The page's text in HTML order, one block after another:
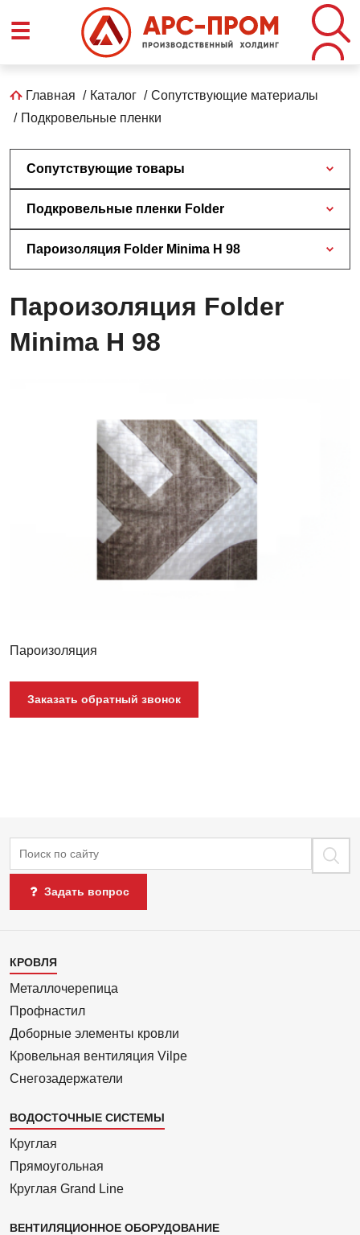
☰
Строка
навигации
Главная Каталог
Сопутствующие материалы
Подкровельные пленки
Сопутствующие товары
Подкровельные пленки Folder
Пароизоляция Folder Minima H 98
Пароизоляция Folder
Minima H 98
Пароизоляция
Заказать обратный звонок
Поиск
Задать вопрос
Каталог
1
КРОВЛЯ
Металлочерепица
Профнастил
Доборные элементы кровли
Кровельная вентиляция Vilpe
Снегозадержатели
ВОДОСТОЧНЫЕ СИСТЕМЫ
Круглая
Прямоуголь­ная
Круглая Grand Line
ВЕНТИЛЯЦИОННОЕ ОБОРУДОВАНИЕ